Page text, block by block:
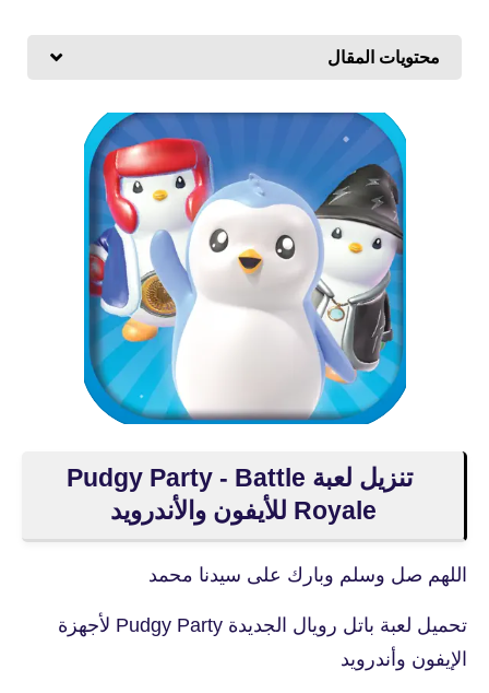
محتويات المقال
تنزيل لعبة Pudgy Party - Battle
Royale للأيفون والأندرويد
اللهم صل وسلم وبارك على سيدنا محمد
تحميل لعبة باتل رويال الجديدة Pudgy Party لأجهزة
الإيفون وأندرويد